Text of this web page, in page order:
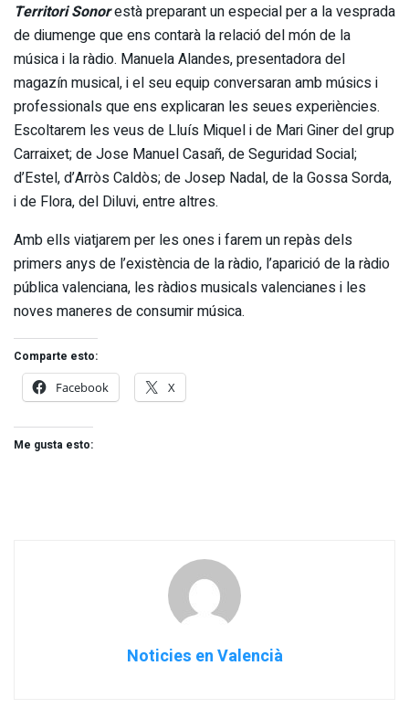
Territori Sonorestà preparant un especial per a la vesprada
de diumenge que ens contarà la relació del món de la
música i la ràdio. Manuela Alandes, presentadora del
magazín musical, i el seu equip conversaran amb músics i
professionals que ens explicaran les seues experiències.
Escoltarem les veus de Lluís Miquel i de Mari Giner del grup
Carraixet; de Jose Manuel Casañ, de Seguridad Social;
d’Estel, d’Arròs Caldòs; de Josep Nadal, de la Gossa Sorda,
i de Flora, del Diluvi, entre altres.
Amb ells viatjarem per les ones i farem un repàs dels
primers anys de l’existència de la ràdio, l’aparició de la ràdio
pública valenciana, les ràdios musicals valencianes i les
noves maneres de consumir música.
Comparte esto:
Facebook
X
Me gusta esto:
Noticies en Valencià